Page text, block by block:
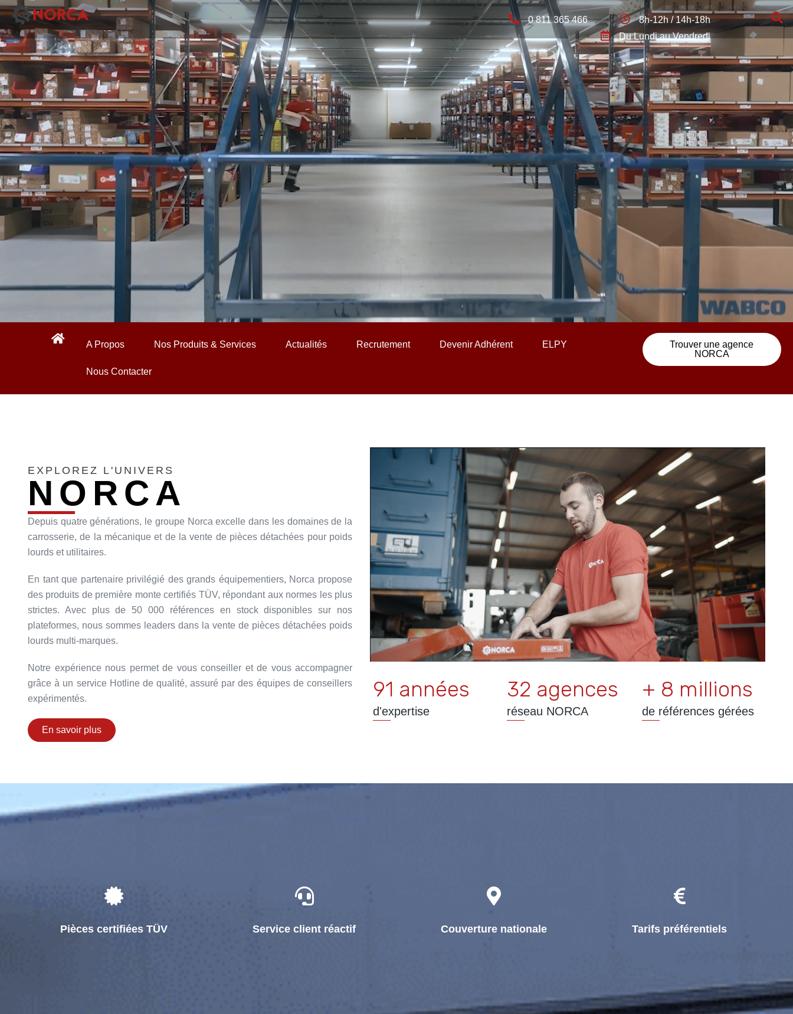
0 811 365 466
8h-12h / 14h-18h
Du Lundi au Vendredi
A Propos Nos Produits & Services Actualités Recrutement Devenir Adhérent ELPY
Nous Contacter
Trouver une agence
NORCA
EXPLOREZ L'UNIVERS
NORCA
Depuis quatre générations, le groupe Norca excelle dans les domaines de la
carrosserie, de la mécanique et de la vente de pièces détachées pour poids
lourds et utilitaires.
En tant que partenaire privilégié des grands équipementiers, Norca propose
des produits de première monte certifiés TÜV, répondant aux normes les plus
strictes. Avec plus de 50 000 références en stock disponibles sur nos
plateformes, nous sommes leaders dans la vente de pièces détachées poids
lourds multi-marques.
Notre expérience nous permet de vous conseiller et de vous accompagner
grâce à un service Hotline de qualité, assuré par des équipes de conseillers
expérimentés.
En savoir plus
91 années
d'expertise
32 agences
réseau NORCA
+ 8 millions
de références gérées
Pièces certifiées TÜV Service client réactif Couverture nationale Tarifs préférentiels